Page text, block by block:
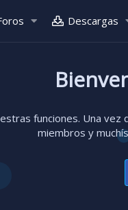
Descargas
funciones. Una
miembros y